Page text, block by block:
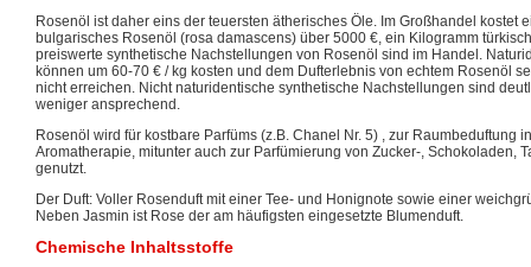
Rosenöl ist daher eins der teuersten ätherisches Öle. Im Großhandel kostet
bulgarisches Rosenöl (rosa damascens) über 5000 €, ein Kilogramm
preiswerte synthetische Nachstellungen von Rosenöl sind im Handel.
können um 60-70 € / kg kosten und dem Dufterlebnis von echtem Rosenöl
nicht erreichen. Nicht naturidentische synthetische Nachstellungen sind
weniger ansprechend.
Rosenöl wird für kostbare Parfüms (z.B. Chanel Nr. 5) , zur Raumbeduftung
Aromatherapie, mitunter auch zur Parfümierung von Zucker-, Schokoladen,
genutzt.
Der Duft: Voller Rosenduft mit einer Tee- und Honignote sowie einer
Neben Jasmin ist Rose der am häufigsten eingesetzte Blumenduft.
Chemische Inhaltsstoffe